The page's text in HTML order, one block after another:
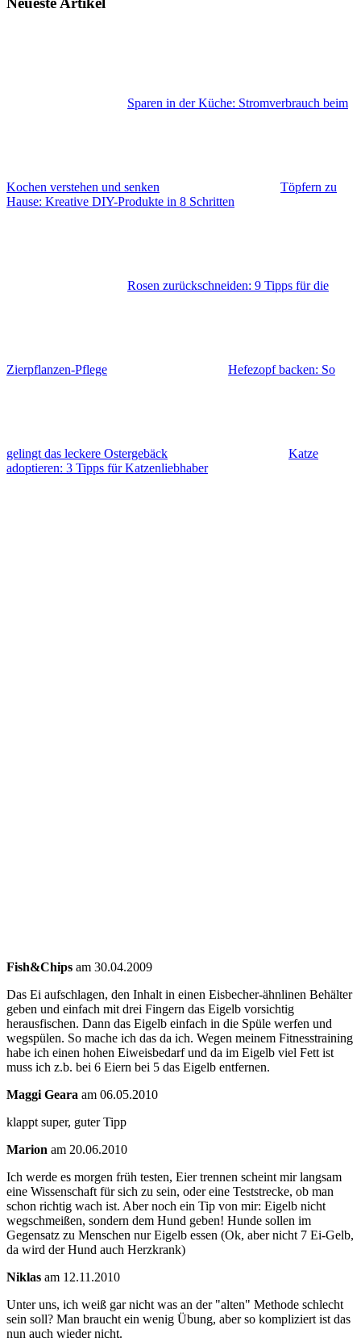
Sparen in der Küche: Stromverbrauch beim
Kochen verstehen und senken
Töpfern zu
Hause: Kreative DIY-Produkte in 8 Schritten
Rosen zurückschneiden: 9 Tipps für die
Zierpflanzen-Pflege Hefezopf backen: So
gelingt das leckere Ostergebäck
Katze
adoptieren: 3 Tipps für Katzenliebhaber
Fish&Chips am 30.04.2009
Das Ei aufschlagen, den Inhalt in einen Eisbecher-ähnlinen Behälter
geben und einfach mit drei Fingern das Eigelb vorsichtig
herausfischen. Dann das Eigelb einfach in die Spüle werfen und
wegspülen. So mache ich das da ich. Wegen meinem Fitnesstraining
habe ich einen hohen Eiweisbedarf und da im Eigelb viel Fett ist
muss ich z.b. bei 6 Eiern bei 5 das Eigelb entfernen.
Maggi Geara am 06.05.2010
klappt super, guter Tipp
Marion am 20.06.2010
Ich werde es morgen früh testen, Eier trennen scheint mir langsam
eine Wissenschaft für sich zu sein, oder eine Teststrecke, ob man
schon richtig wach ist. Aber noch ein Tip von mir: Eigelb nicht
wegschmeißen, sondern dem Hund geben! Hunde sollen im
Gegensatz zu Menschen nur Eigelb essen (Ok, aber nicht 7 Ei-Gelb,
da wird der Hund auch Herzkrank)
Niklas am 12.11.2010
Unter uns, ich weiß gar nicht was an der "alten" Methode schlecht
sein soll? Man braucht ein wenig Übung, aber so kompliziert ist das
nun auch wieder nicht.